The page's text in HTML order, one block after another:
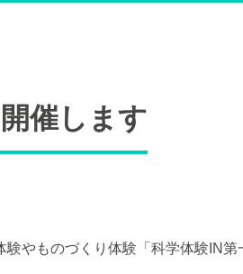
催します
やものづくり体験「科学体験IN第